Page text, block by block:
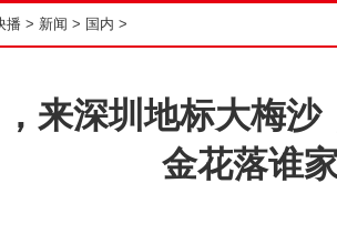
播 > 新闻 > 国内 >
来深圳地标大梅沙
金花落谁